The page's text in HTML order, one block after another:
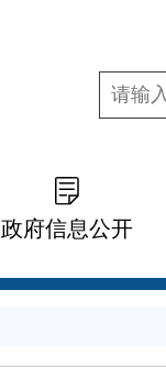
政府信息公开